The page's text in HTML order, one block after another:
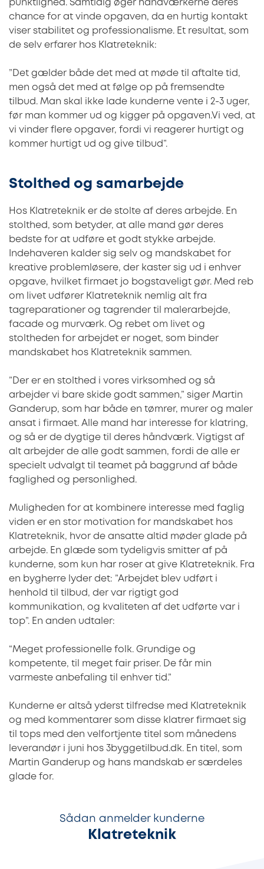
punktlighed. Samtidig øger håndværkerne deres
chance for at vinde opgaven, da en hurtig kontakt
viser stabilitet og professionalisme. Et resultat, som
de selv erfarer hos Klatreteknik:
”Det gælder både det med at møde til aftalte tid,
men også det med at følge op på fremsendte
tilbud. Man skal ikke lade kunderne vente i 2-3 uger,
før man kommer ud og kigger på opgaven.Vi ved, at
vi vinder flere opgaver, fordi vi reagerer hurtigt og
kommer hurtigt ud og give tilbud”.
Stolthed og samarbejde
Hos Klatreteknik er de stolte af deres arbejde. En
stolthed, som betyder, at alle mand gør deres
bedste for at udføre et godt stykke arbejde.
Indehaveren kalder sig selv og mandskabet for
kreative problemløsere, der kaster sig ud i enhver
opgave, hvilket firmaet jo bogstaveligt gør. Med reb
om livet udfører Klatreteknik nemlig alt fra
tagreparationer og tagrender til malerarbejde,
facade og murværk. Og rebet om livet og
stoltheden for arbejdet er noget, som binder
mandskabet hos Klatreteknik sammen.
”Der er en stolthed i vores virksomhed og så
arbejder vi bare skide godt sammen,” siger Martin
Ganderup, som har både en tømrer, murer og maler
ansat i firmaet. Alle mand har interesse for klatring,
og så er de dygtige til deres håndværk. Vigtigst af
alt arbejder de alle godt sammen, fordi de alle er
specielt udvalgt til teamet på baggrund af både
faglighed og personlighed.
Muligheden for at kombinere interesse med faglig
viden er en stor motivation for mandskabet hos
Klatreteknik, hvor de ansatte altid møder glade på
arbejde. En glæde som tydeligvis smitter af på
kunderne, som kun har roser at give Klatreteknik. Fra
en bygherre lyder det: ”Arbejdet blev udført i
henhold til tilbud, der var rigtigt god
kommunikation, og kvaliteten af det udførte var i
top”. En anden udtaler:
“Meget professionelle folk. Grundige og
kompetente, til meget fair priser. De får min
varmeste anbefaling til enhver tid.”
Kunderne er altså yderst tilfredse med Klatreteknik
og med kommentarer som disse klatrer firmaet sig
til tops med den velfortjente titel som månedens
leverandør i juni hos 3byggetilbud.dk. En titel, som
Martin Ganderup og hans mandskab er særdeles
glade for.
Sådan anmelder kunderne
Klatreteknik